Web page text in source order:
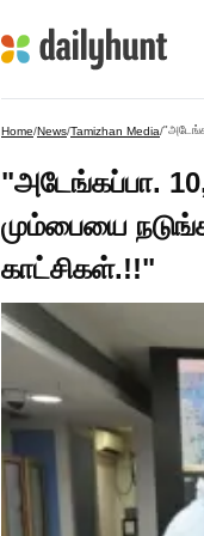
Home/News/Tamizhan Media/
"அடேங்கப்பா.
மும்பையை
காட்சிகள்.!!"